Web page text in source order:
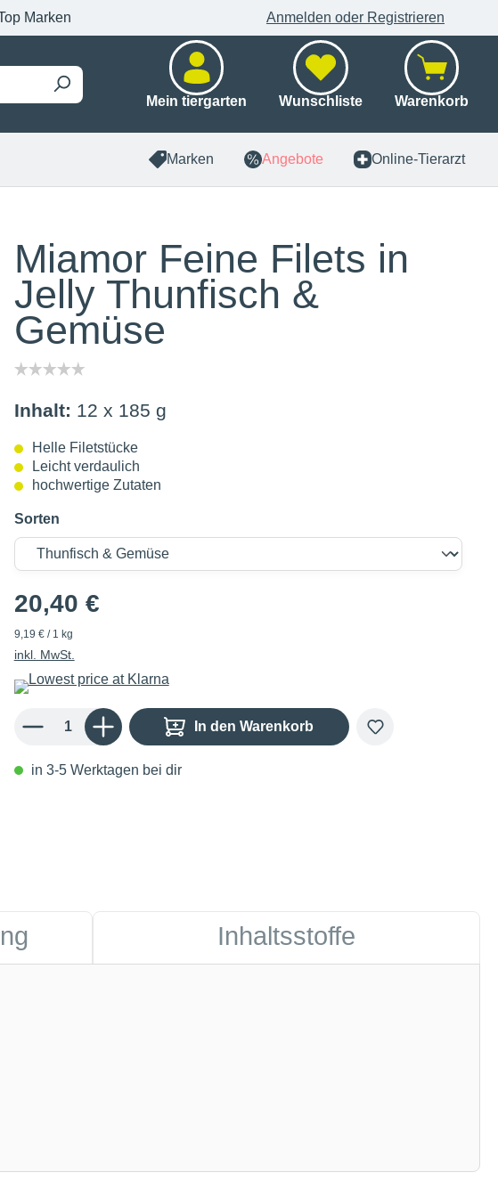
Marken Anmelden oder Registrieren
Mein tiergarten Wunschliste Warenkorb
Marken Angebote Online-Tierarzt
Miamor Feine Filets in
Jelly Thunfisch &
Gemüse
Inhalt: 12 x 185 g
Helle Filetstücke
Leicht verdaulich
hochwertige Zutaten
Sorten
20,40 €
9,19 € / 1 kg
inkl. MwSt.
Produkt Anzahl: Gib den gewünschten Wert ein oder benutze die Schaltflächen um die Anzahl zu
In den Warenkorb
in 3-5 Werktagen bei dir
Inhaltsstoffe